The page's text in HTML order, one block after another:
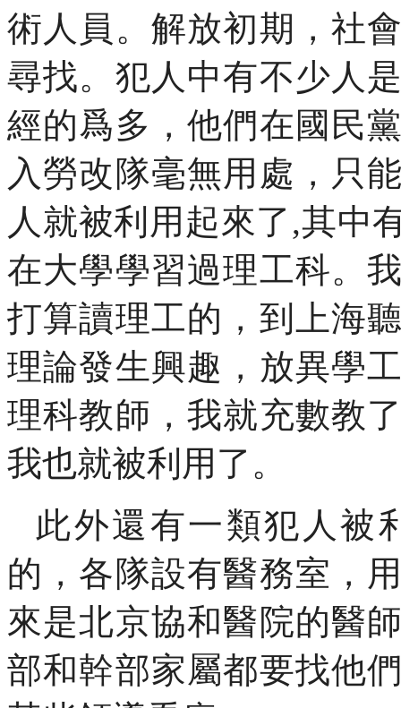
術人員。解放初期，社
尋找。犯人中有不少人
經的爲多，他們在國民
入勞改隊毫無用處，只
人就被利用起來了 ,其中
在大學學習過理工科。
打算讀理工的，到上海
理論發生興趣，放異學
理科教師，我就充數教
我也就被利用了。
此外還有一類犯人被
的，各隊設有醫務室，
來是北京協和醫院的醫
部和幹部家屬都要找他